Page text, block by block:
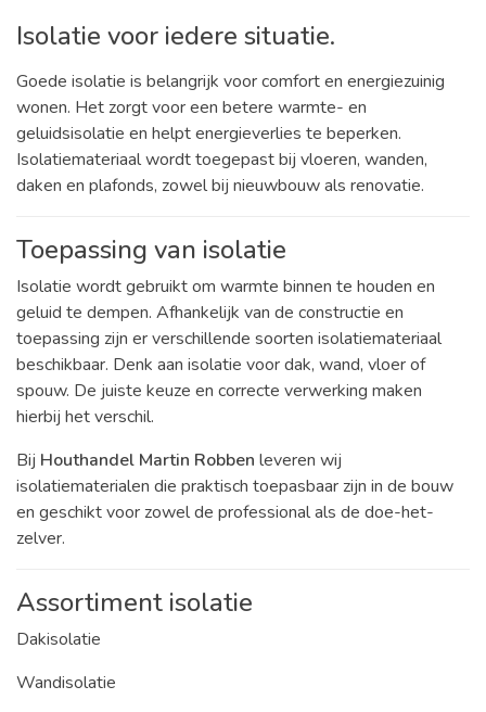
Isolatie voor iedere situatie.
Goede isolatie is belangrijk voor comfort en energiezuinig
wonen. Het zorgt voor een betere warmte- en
geluidsisolatie en helpt energieverlies te beperken.
Isolatiemateriaal wordt toegepast bij vloeren, wanden,
daken en plafonds, zowel bij nieuwbouw als renovatie.
Toepassing van isolatie
Isolatie wordt gebruikt om warmte binnen te houden en
geluid te dempen. Afhankelijk van de constructie en
toepassing zijn er verschillende soorten isolatiemateriaal
beschikbaar. Denk aan isolatie voor dak, wand, vloer of
spouw. De juiste keuze en correcte verwerking maken
hierbij het verschil.
Bij Houthandel Martin Robben leveren wij
isolatiematerialen die praktisch toepasbaar zijn in de bouw
en geschikt voor zowel de professional als de doe-het-
zelver.
Assortiment isolatie
Dakisolatie
Wandisolatie